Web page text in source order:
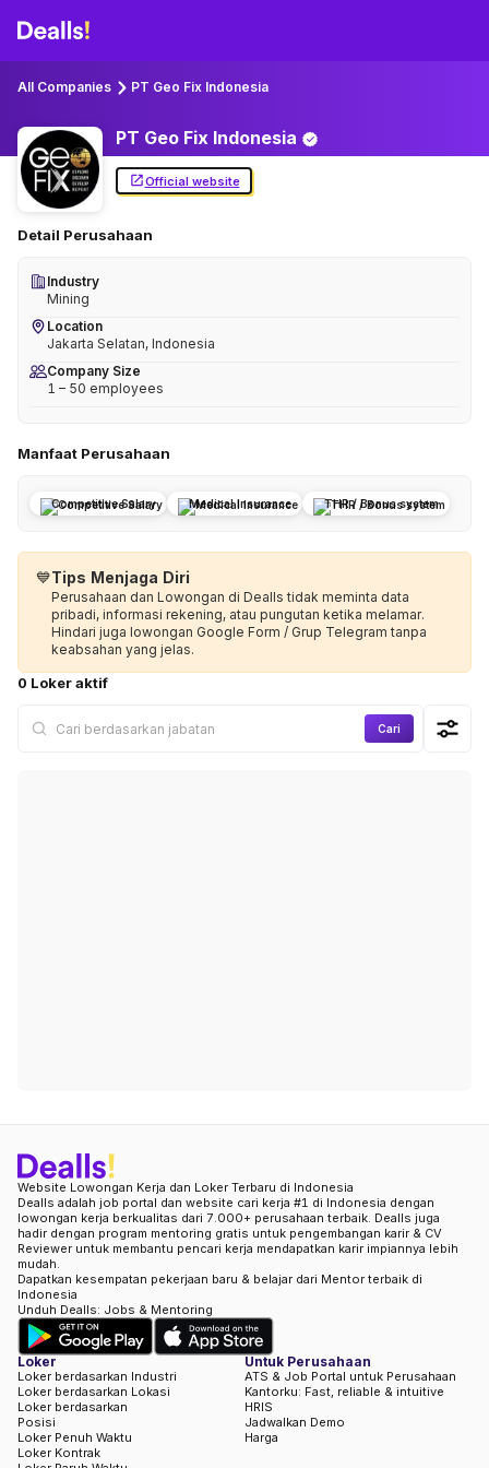
All Companies PT Geo Fix Indonesia
PT Geo Fix Indonesia
Official website
Detail Perusahaan
Industry
Mining
Location
Jakarta Selatan, Indonesia
Company Size
1 – 50 employees
Manfaat Perusahaan
Competitive Salary Medical Insurance THR / Bonus system
💙Tips Menjaga Diri
Perusahaan dan Lowongan di Dealls tidak meminta data
pribadi, informasi rekening, atau pungutan ketika melamar.
Hindari juga lowongan Google Form / Grup Telegram tanpa
keabsahan yang jelas.
0 Loker aktif
Cari
Website Lowongan Kerja dan Loker Terbaru di Indonesia
Dealls adalah job portal dan website cari kerja #1 di Indonesia dengan
lowongan kerja berkualitas dari 7.000+ perusahaan terbaik. Dealls juga
hadir dengan program mentoring gratis untuk pengembangan karir & CV
Reviewer untuk membantu pencari kerja mendapatkan karir impiannya lebih
mudah.
Dapatkan kesempatan pekerjaan baru & belajar dari Mentor terbaik di
Indonesia
Unduh Dealls: Jobs & Mentoring
Loker
Loker berdasarkan Industri
Loker berdasarkan Lokasi
Loker berdasarkan
Posisi
Loker Penuh Waktu
Loker Kontrak
Untuk Perusahaan
ATS & Job Portal untuk Perusahaan
Kantorku: Fast, reliable & intuitive
HRIS
Jadwalkan Demo
Harga